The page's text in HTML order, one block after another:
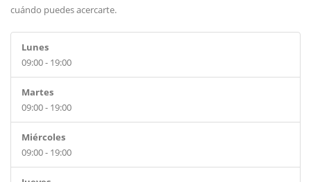
cuándo puedes acercarte.
Lunes
09:00 - 19:00
Martes
09:00 - 19:00
Miércoles
09:00 - 19:00